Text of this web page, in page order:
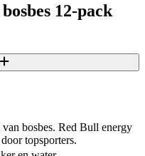
12-pack
bosbes. Red Bull energy
topsporters.